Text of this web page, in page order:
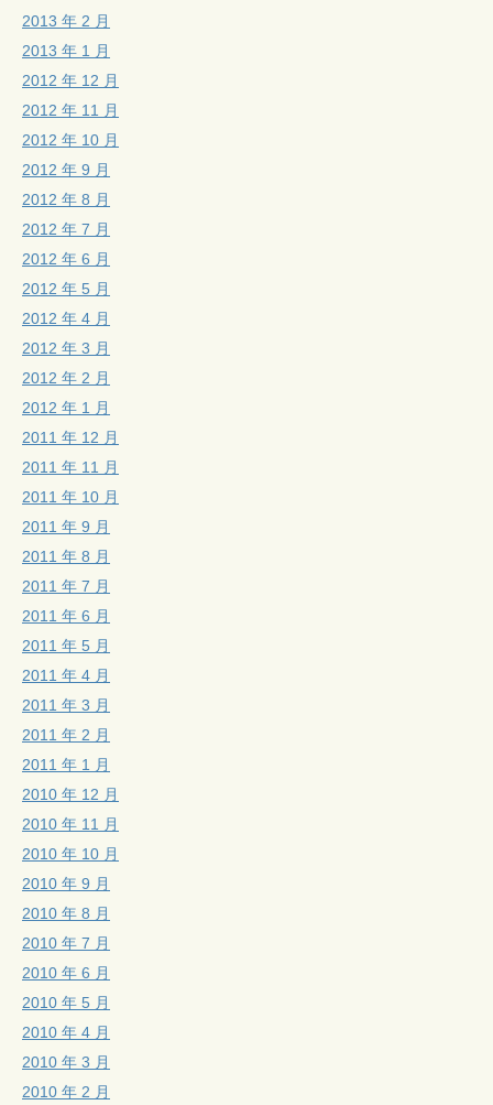
2013 年 2 月
2013 年 1 月
2012 年 12 月
2012 年 11 月
2012 年 10 月
2012 年 9 月
2012 年 8 月
2012 年 7 月
2012 年 6 月
2012 年 5 月
2012 年 4 月
2012 年 3 月
2012 年 2 月
2012 年 1 月
2011 年 12 月
2011 年 11 月
2011 年 10 月
2011 年 9 月
2011 年 8 月
2011 年 7 月
2011 年 6 月
2011 年 5 月
2011 年 4 月
2011 年 3 月
2011 年 2 月
2011 年 1 月
2010 年 12 月
2010 年 11 月
2010 年 10 月
2010 年 9 月
2010 年 8 月
2010 年 7 月
2010 年 6 月
2010 年 5 月
2010 年 4 月
2010 年 3 月
2010 年 2 月